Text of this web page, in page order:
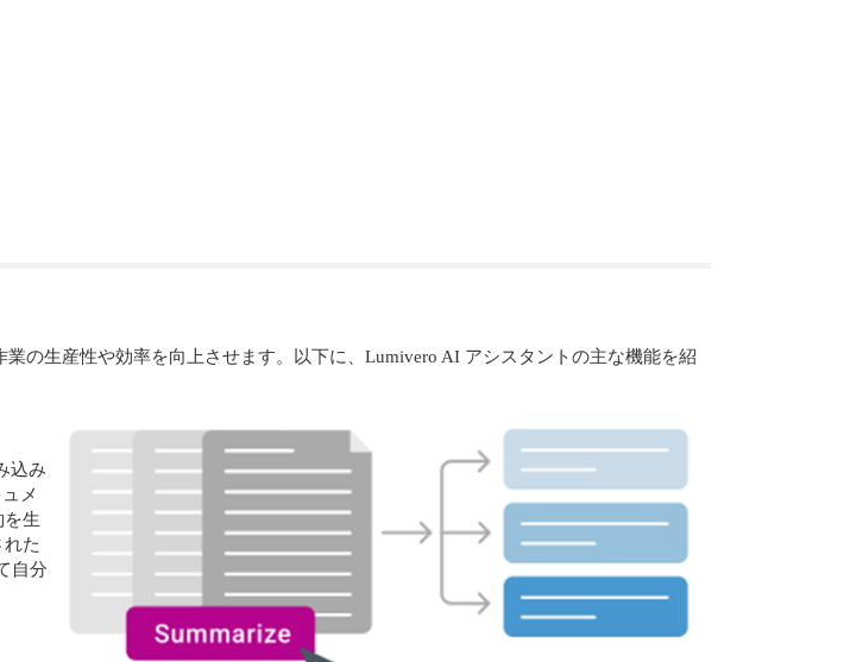
の生産性や効率を向上させます。以下に、Lumivero AI アシスタントの主な機能を紹
込み
メ
を生
た
自分